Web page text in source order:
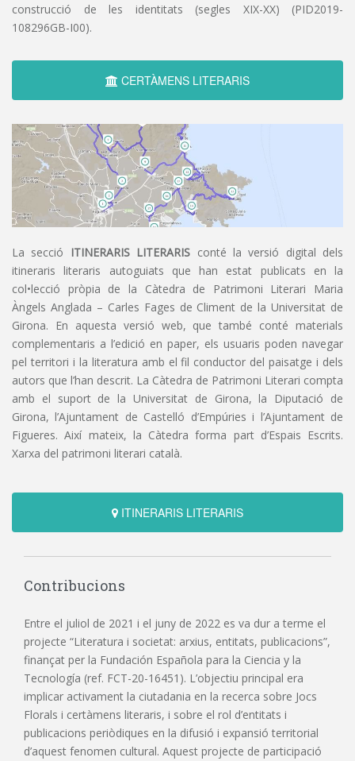
construcció de les identitats (segles XIX-XX) (PID2019-
108296GB-I00).
CERTÀMENS LITERARIS
La secció ITINERARIS LITERARIS conté la versió digital dels
itineraris literaris autoguiats que han estat publicats en la
col•lecció pròpia de la Càtedra de Patrimoni Literari Maria
Àngels Anglada – Carles Fages de Climent de la Universitat de
Girona. En aquesta versió web, que també conté materials
complementaris a l’edició en paper, els usuaris poden navegar
pel territori i la literatura amb el fil conductor del paisatge i dels
autors que l’han descrit. La Càtedra de Patrimoni Literari compta
amb el suport de la Universitat de Girona, la Diputació de
Girona, l’Ajuntament de Castelló d’Empúries i l’Ajuntament de
Figueres. Així mateix, la Càtedra forma part d’Espais Escrits.
Xarxa del patrimoni literari català.
ITINERARIS LITERARIS
Contribucions
Entre el juliol de 2021 i el juny de 2022 es va dur a terme el
projecte “Literatura i societat: arxius, entitats, publicacions”,
finançat per la Fundación Española para la Ciencia y la
Tecnología (ref. FCT-20-16451). L’objectiu principal era
implicar activament la ciutadania en la recerca sobre Jocs
Florals i certàmens literaris, i sobre el rol d’entitats i
publicacions periòdiques en la difusió i expansió territorial
d’aquest fenomen cultural. Aquest projecte de participació